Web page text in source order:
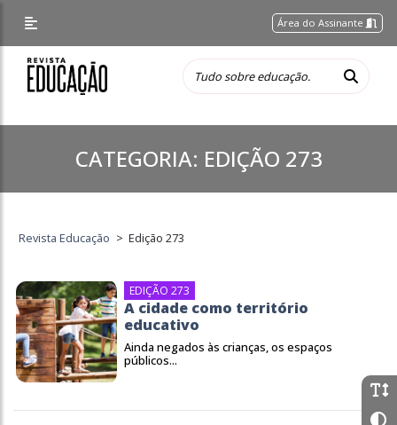
Área do Assinante
CATEGORIA: EDIÇÃO 273
Revista Educação > Edição 273
EDIÇÃO 273
A cidade como território
educativo
Ainda negados às crianças, os espaços
públicos...